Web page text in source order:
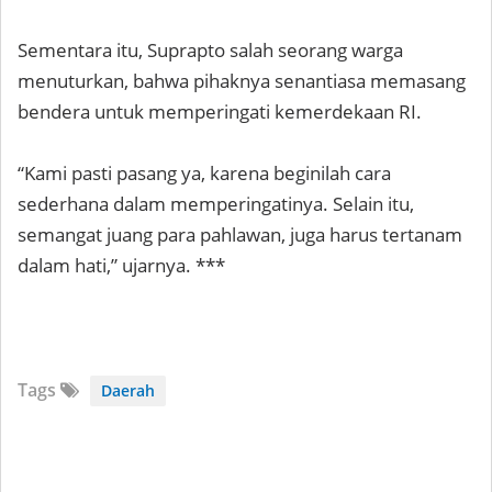
Sementara itu, Suprapto salah seorang warga
menuturkan, bahwa pihaknya senantiasa memasang
bendera untuk memperingati kemerdekaan RI.
“Kami pasti pasang ya, karena beginilah cara
sederhana dalam memperingatinya. Selain itu,
semangat juang para pahlawan, juga harus tertanam
dalam hati,” ujarnya. ***
Tags Daerah